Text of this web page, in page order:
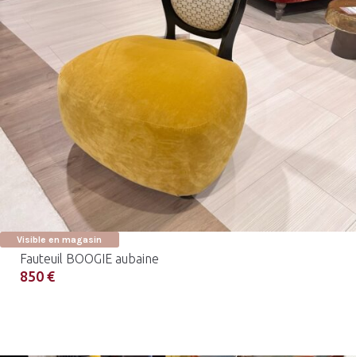
Visible en magasin
Fauteuil BOOGIE aubaine
850 €